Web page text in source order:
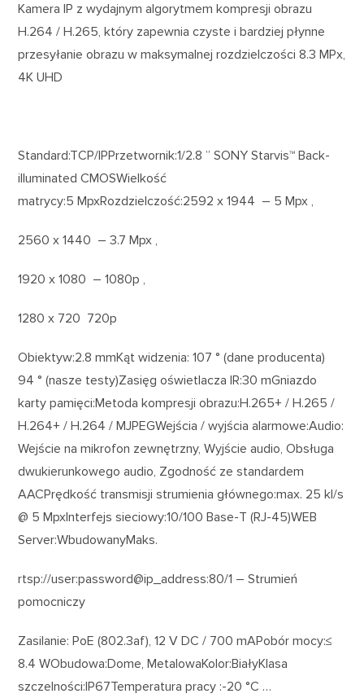
Kamera IP z wydajnym algorytmem kompresji obrazu
H.264 / H.265, który zapewnia czyste i bardziej płynne
przesyłanie obrazu w maksymalnej rozdzielczości 8.3 MPx,
4K UHD
Standard:TCP/IPPrzetwornik:1/2.8 ” SONY Starvis™ Back-
illuminated CMOSWielkość
matrycy:5 MpxRozdzielczość:2592 x 1944 – 5 Mpx ,
2560 x 1440 – 3.7 Mpx ,
1920 x 1080 – 1080p ,
1280 x 720 720p
Obiektyw:2.8 mmKąt widzenia: 107 ° (dane producenta)
94 ° (nasze testy)Zasięg oświetlacza IR:30 mGniazdo
karty pamięci:Metoda kompresji obrazu:H.265+ / H.265 /
H.264+ / H.264 / MJPEGWejścia / wyjścia alarmowe:Audio:
Wejście na mikrofon zewnętrzny, Wyjście audio, Obsługa
dwukierunkowego audio, Zgodność ze standardem
AACPrędkość transmisji strumienia głównego:max. 25 kl/s
@ 5 MpxInterfejs sieciowy:10/100 Base-T (RJ-45)WEB
Server:WbudowanyMaks.
rtsp://user:password@ip_address:80/1 – Strumień
pomocniczy
Zasilanie: PoE (802.3af), 12 V DC / 700 mAPobór mocy:≤
8.4 WObudowa:Dome, MetalowaKolor:BiałyKlasa
szczelności:IP67Temperatura pracy :-20 °C …